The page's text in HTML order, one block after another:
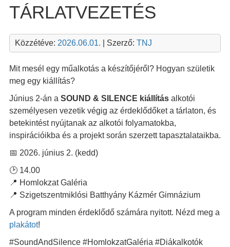
TÁRLATVEZETÉS
Közzétéve: 2026.06.01. | Szerző: TNJ
Mit mesél egy műalkotás a készítőjéről? Hogyan születik
meg egy kiállítás?
Június 2-án a SOUND & SILENCE kiállításalkotói
személyesen vezetik végig az érdeklődőket a tárlaton, és
betekintést nyújtanak az alkotói folyamatokba,
inspirációikba és a projekt során szerzett tapasztalataikba.
📅 2026. június 2. (kedd)
🕑 14.00
📍 Homlokzat Galéria
📍 Szigetszentmiklósi Batthyány Kázmér Gimnázium
A program minden érdeklődő számára nyitott. Nézd meg a
plakátot!
#SoundAndSilence #HomlokzatGaléria #Diákalkotók